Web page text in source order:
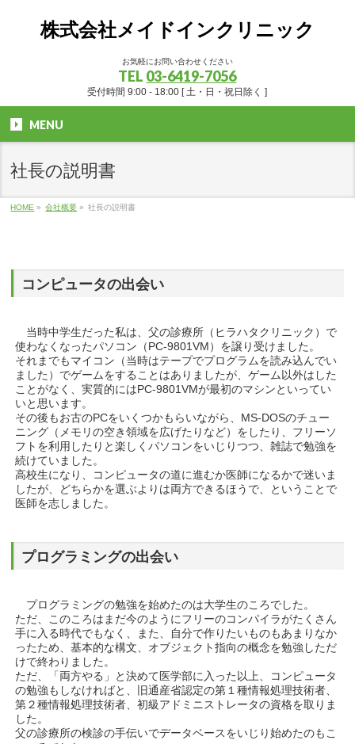
株式会社メイドインクリニック
お気軽にお問い合わせください
TEL 03-6419-7056
受付時間 9:00 - 18:00 [ 土・日・祝日除く ]
MENU
社長の説明書
HOME » 会社概要 » 社長の説明書
コンピュータの出会い
当時中学生だった私は、父の診療所（ヒラハタクリニック）で
使わなくなったパソコン（PC-9801VM）を譲り受けました。
それまでもマイコン（当時はテープでプログラムを読み込んでい
ました）でゲームをすることはありましたが、ゲーム以外はした
ことがなく、実質的にはPC-9801VMが最初のマシンといってい
いと思います。
その後もお古のPCをいくつかもらいながら、MS-DOSのチュー
ニング（メモリの空き領域を広げたりなど）をしたり、フリーソ
フトを利用したりと楽しくパソコンをいじりつつ、雑誌で勉強を
続けていました。
高校生になり、コンピュータの道に進むか医師になるかで迷いま
したが、どちらかを選ぶよりは両方できるほうで、ということで
医師を志しました。
プログラミングの出会い
プログラミングの勉強を始めたのは大学生のころでした。
ただ、このころはまだ今のようにフリーのコンパイラがたくさん
手に入る時代でもなく、また、自分で作りたいものもあまりなか
ったため、基本的な構文、オブジェクト指向の概念を勉強しただ
けで終わりました。
ただ、「両方やる」と決めて医学部に入った以上、コンピュータ
の勉強もしなければと、旧通産省認定の第１種情報処理技術者、
第２種情報処理技術者、初級アドミニストレータの資格を取りま
した。
父の診療所の検診の手伝いでデータベースをいじり始めたのもこ